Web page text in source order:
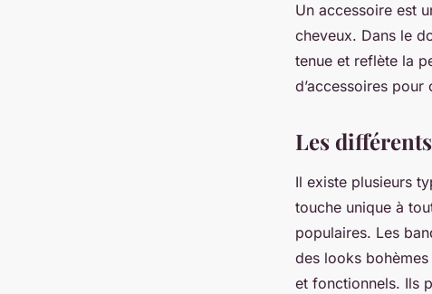
Un accessoire est
cheveux. Dans le
tenue et reflète la
d’accessoires pour
Les
Il existe plusieurs
touche unique à
populaires. Les
des looks
et fonctionnels. Ils